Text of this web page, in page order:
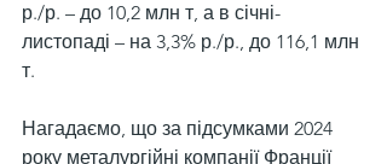
р./р. – до 10,2 млн т, а в січні-
листопаді – на 3,3% р./р., до 116,1 млн
т.
Нагадаємо, що за підсумками 2024
року металургійні компанії Франції